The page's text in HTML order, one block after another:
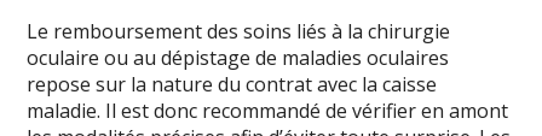
Le remboursement des soins liés à la chirurgie
oculaire ou au dépistage de maladies oculaires
repose sur la nature du contrat avec la caisse
maladie. Il est donc recommandé de vérifier en amont